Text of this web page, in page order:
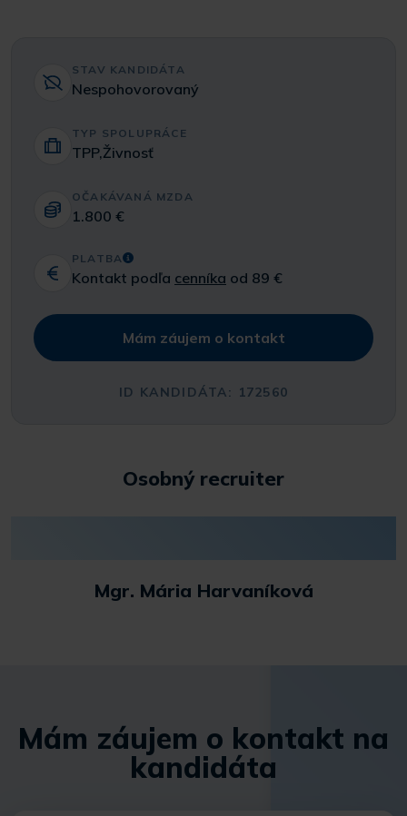
STAV KANDIDÁTA
Nespohovorovaný
TYP SPOLUPRÁCE
TPP,Živnosť
OČAKÁVANÁ MZDA
1.800 €
PLATBA
Kontakt podľa cenníka od 89 €
Mám záujem o kontakt
ID KANDIDÁTA: 172560
Osobný recruiter
Mgr. Mária Harvaníková
Mám záujem o kontakt na
kandidáta